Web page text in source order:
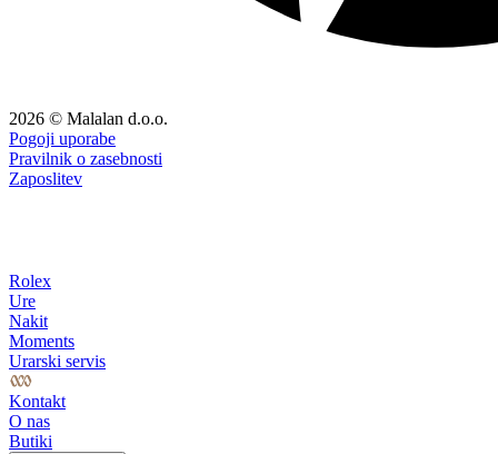
2026 © Malalan d.o.o.
Pogoji uporabe
Pravilnik o zasebnosti
Zaposlitev
Rolex
Ure
Nakit
Moments
Urarski servis
Kontakt
O nas
Butiki